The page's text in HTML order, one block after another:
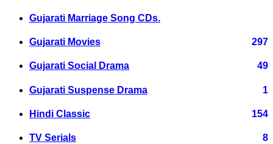
Gujarati Marriage Song CDs.
Gujarati Movies 297
Gujarati Social Drama 49
Gujarati Suspense Drama 1
Hindi Classic 154
TV Serials 8